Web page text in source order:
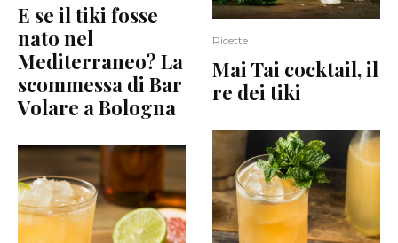
E se il tiki fosse
nato nel
Mediterraneo? La
scommessa di Bar
Volare a Bologna
Ricette
Mai Tai cocktail, il
re dei tiki